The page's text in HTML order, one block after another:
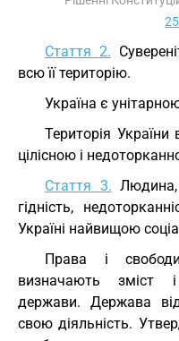
Стаття 2.
всю її територію.
Україна є
Територія
цілісною і
Стаття 3. Людина,
гідність,
Україні найвищою
Права і
визначають зміст і
держави. Держава
свою діяльність.